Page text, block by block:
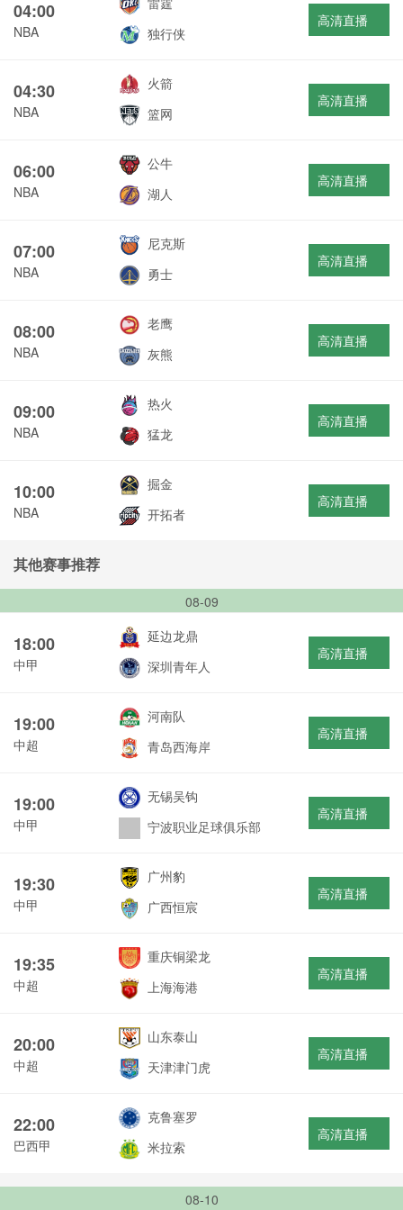
04:00
NBA
独行侠
高清直播
04:30
NBA
火箭
篮网
高清直播
06:00
NBA
公牛
湖人
高清直播
07:00
NBA
尼克斯
勇士
高清直播
08:00
NBA
老鹰
灰熊
高清直播
09:00
NBA
热火
猛龙
高清直播
10:00
NBA
掘金
开拓者
高清直播
其他赛事推荐
08-09
18:00
中甲
延边龙鼎
深圳青年人
高清直播
19:00
中超
河南队
青岛西海岸
高清直播
19:00
中甲
无锡吴钩
宁波职业足球俱乐部
高清直播
19:30
中甲
广州豹
广西恒宸
高清直播
19:35
中超
重庆铜梁龙
上海海港
高清直播
20:00
中超
山东泰山
天津津门虎
高清直播
22:00
巴西甲
克鲁塞罗
米拉索
高清直播
08-10